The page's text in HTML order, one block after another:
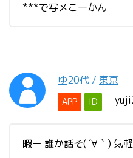
***で写メこ一かん
ゆ20代 / 東京
APP ID
暇ー 誰か話そ( ´∀｀) 気